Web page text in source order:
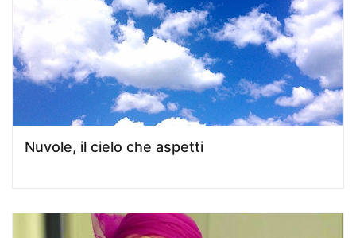
Nuvole, il cielo che aspetti